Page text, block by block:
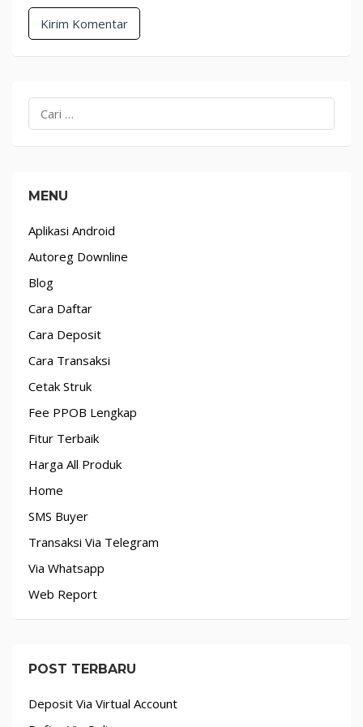
untuk:
MENU
Aplikasi Android
Autoreg Downline
Blog
Cara Daftar
Cara Deposit
Cara Transaksi
Cetak Struk
Fee PPOB Lengkap
Fitur Terbaik
Harga All Produk
Home
SMS Buyer
Transaksi Via Telegram
Via Whatsapp
Web Report
POST TERBARU
Deposit Via Virtual Account